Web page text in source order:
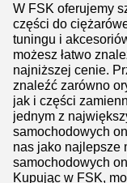
W FSK oferujemy
części do
tuningu i
możesz łatwo
najniższej cenie.
znaleźć zarówno
jak i części
jednym z
samochodowych
nas jako najlepsze
samochodowych
Kupując w FSK,